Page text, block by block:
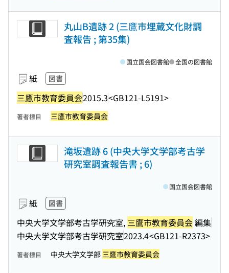
丸山B遺跡 2 (三鷹市埋蔵文化財調
査報告 ; 第35集)
紙 図書
三鷹市教育委員会2015.3<GB121-L5191>
国立国会図書館 全国の図書館
著者標目 三鷹市教育委員会
滝坂遺跡 6 (中央大学文学部考古学
研究室調査報告書 ; 6)
紙 図書
中央大学文学部考古学研究室, 三鷹市教育委員会編集
中央大学文学部考古学研究室2023.4<GB121-R2373>
国立国会図書館
著者標目 中央大学文学部 三鷹市教育委員会